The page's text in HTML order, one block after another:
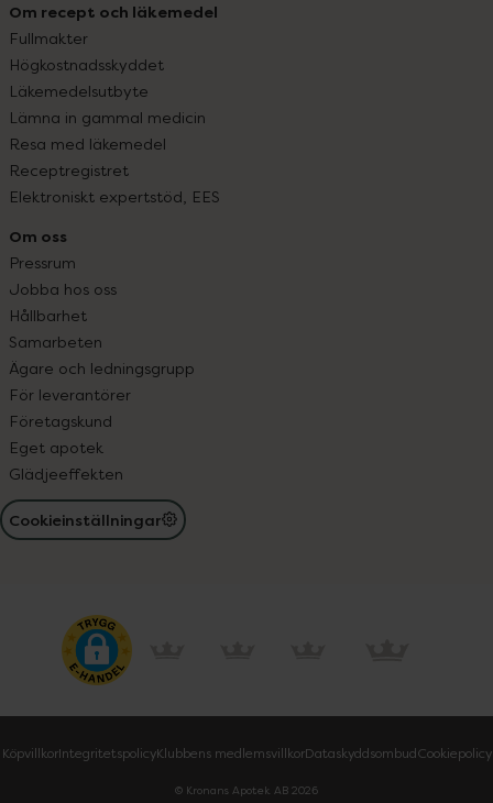
Om recept och läkemedel
Fullmakter
Högkostnadsskyddet
Läkemedelsutbyte
Lämna in gammal medicin
Resa med läkemedel
Receptregistret
Elektroniskt expertstöd, EES
Om oss
Pressrum
Jobba hos oss
Hållbarhet
Samarbeten
Ägare och ledningsgrupp
För leverantörer
Företagskund
Eget apotek
Glädjeeffekten
Cookieinställningar
KöpvillkorIntegritetspolicyKlubbens medlemsvillkorDataskyddsombudCookiepolicy
© Kronans Apotek AB 2026